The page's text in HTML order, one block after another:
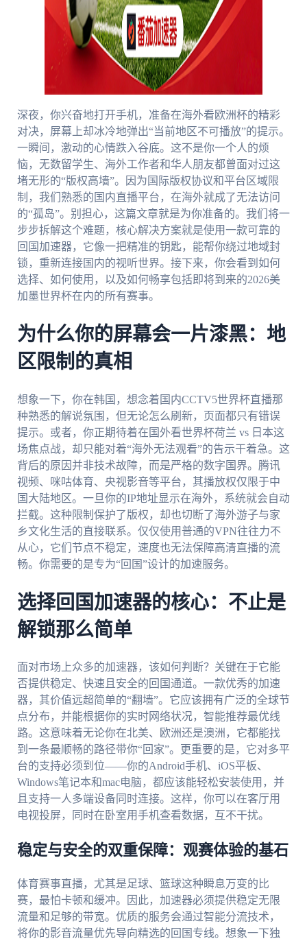
深夜，你兴奋地打开手机，准备在海外看欧洲杯的精彩
对决，屏幕上却冰冷地弹出“当前地区不可播放”的提示。
一瞬间，激动的心情跌入谷底。这不是你一个人的烦
恼，无数留学生、海外工作者和华人朋友都曾面对过这
堵无形的“版权高墙”。因为国际版权协议和平台区域限
制，我们熟悉的国内直播平台，在海外就成了无法访问
的“孤岛”。别担心，这篇文章就是为你准备的。我们将一
步步拆解这个难题，核心解决方案就是使用一款可靠的
回国加速器，它像一把精准的钥匙，能帮你绕过地域封
锁，重新连接国内的视听世界。接下来，你会看到如何
选择、如何使用，以及如何畅享包括即将到来的2026美
加墨世界杯在内的所有赛事。
为什么你的屏幕会一片漆黑：地
区限制的真相
想象一下，你在韩国，想念着国内CCTV5世界杯直播那
种熟悉的解说氛围，但无论怎么刷新，页面都只有错误
提示。或者，你正期待着在国外看世界杯荷兰 vs 日本这
场焦点战，却只能对着“海外无法观看”的告示干着急。这
背后的原因并非技术故障，而是严格的数字国界。腾讯
视频、咪咕体育、央视影音等平台，其播放权仅限于中
国大陆地区。一旦你的IP地址显示在海外，系统就会自动
拦截。这种限制保护了版权，却也切断了海外游子与家
乡文化生活的直接联系。仅仅使用普通的VPN往往力不
从心，它们节点不稳定，速度也无法保障高清直播的流
畅。你需要的是专为“回国”设计的加速服务。
选择回国加速器的核心：不止是
解锁那么简单
面对市场上众多的加速器，该如何判断？关键在于它能
否提供稳定、快速且安全的回国通道。一款优秀的加速
器，其价值远超简单的“翻墙”。它应该拥有广泛的全球节
点分布，并能根据你的实时网络状况，智能推荐最优线
路。这意味着无论你在北美、欧洲还是澳洲，它都能找
到一条最顺畅的路径带你“回家”。更重要的是，它对多平
台的支持必须到位——你的Android手机、iOS平板、
Windows笔记本和mac电脑，都应该能轻松安装使用，并
且支持一人多端设备同时连接。这样，你可以在客厅用
电视投屏，同时在卧室用手机查看数据，互不干扰。
稳定与安全的双重保障：观赛体验的基石
体育赛事直播，尤其是足球、篮球这种瞬息万变的比
赛，最怕卡顿和缓冲。因此，加速器必须提供稳定无限
流量和足够的带宽。优质的服务会通过智能分流技术，
将你的影音流量优先导向精选的回国专线。想象一下独